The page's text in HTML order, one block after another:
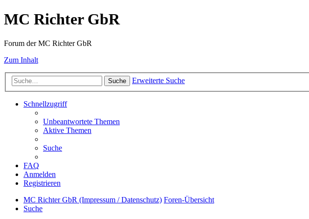
MC Richter GbR
Forum der MC Richter GbR
Zum Inhalt
Suche Erweiterte Suche
Schnellzugriff
Unbeantwortete Themen
Aktive Themen
Suche
FAQ
Anmelden
Registrieren
MC Richter GbR (Impressum / Datenschutz) Foren-Übersicht
Suche